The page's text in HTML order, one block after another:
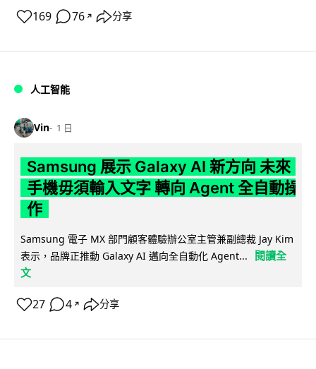
169 76 ↗ 分享
人工智能
Vin 1 日
Samsung 展示 Galaxy AI 新方向 未來
手機毋須輸入文字 轉向 Agent 全自動操
作
Samsung 電子 MX 部門顧客體驗辦公室主管兼副總裁 Jay Kim
表示，品牌正推動 Galaxy AI 邁向全自動化 Agent...
閱讀全
文
27 4 ↗ 分享